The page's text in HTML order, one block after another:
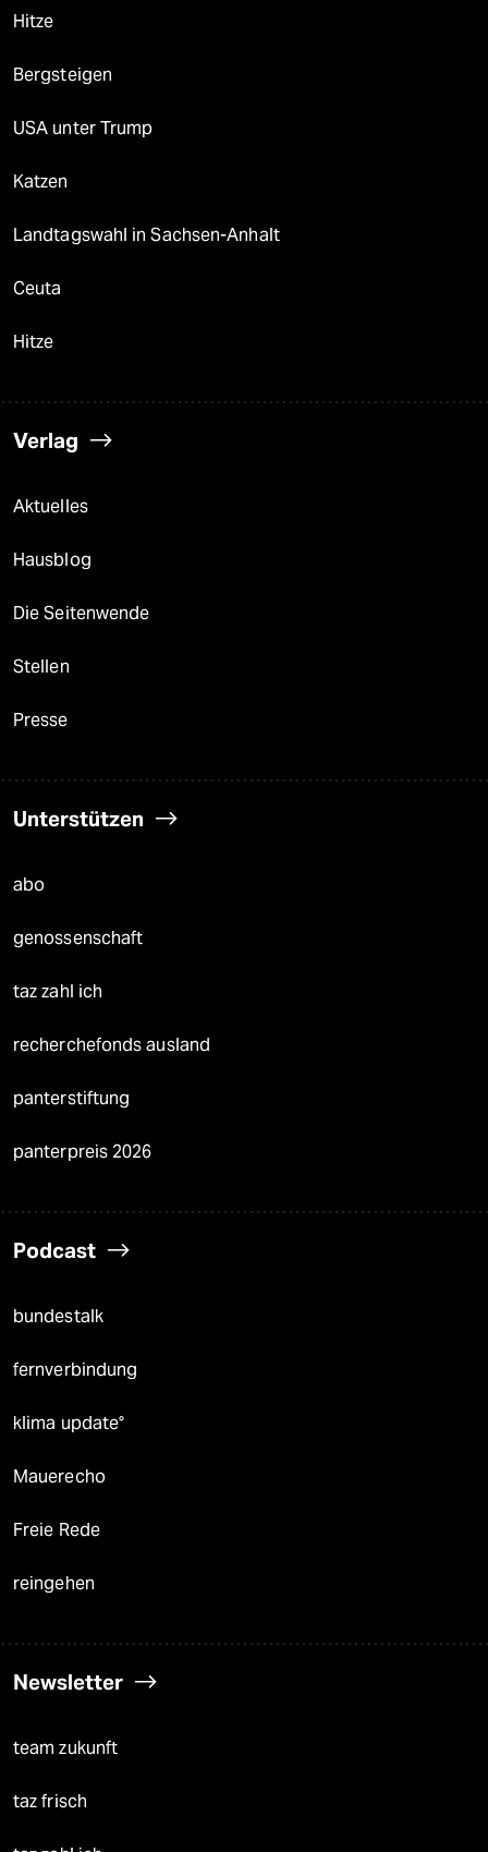
Hitze
Bergsteigen
USA unter Trump
Katzen
Landtagswahl in Sachsen-Anhalt
Ceuta
Hitze
Verlag
Aktuelles
Hausblog
Die Seitenwende
Stellen
Presse
Unterstützen
abo
genossenschaft
taz zahl ich
recherchefonds ausland
panterstiftung
panterpreis 2026
Podcast
bundestalk
fernverbindung
klima update°
Mauerecho
Freie Rede
reingehen
Newsletter
team zukunft
taz frisch